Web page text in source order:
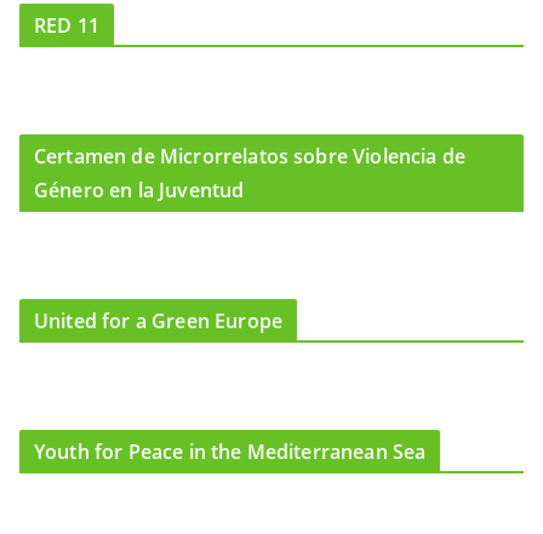
RED 11
Certamen de Microrrelatos sobre Violencia de
Género en la Juventud
United for a Green Europe
Youth for Peace in the Mediterranean Sea